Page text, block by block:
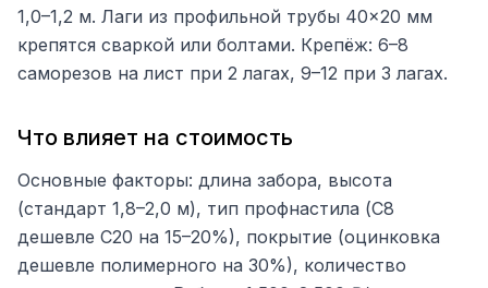
1,0–1,2 м. Лаги из профильной трубы 40×20 мм
крепятся сваркой или болтами. Крепёж: 6–8
саморезов на лист при 2 лагах, 9–12 при 3 лагах.
Что влияет на стоимость
Основные факторы: длина забора, высота
(стандарт 1,8–2,0 м), тип профнастила (С8
дешевле С20 на 15–20%), покрытие (оцинковка
дешевле полимерного на 30%), количество